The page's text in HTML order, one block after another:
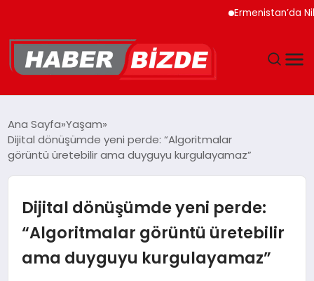
Ermenistan’da Nikol
YAŞAM
EĞITIM
MAGAZIN
Ana Sayfa Yaşam
Dijital dönüşümde yeni perde: “Algoritmalar
görüntü üretebilir ama duyguyu kurgulayamaz”
Dijital dönüşümde yeni perde:
“Algoritmalar görüntü üretebilir
ama duyguyu kurgulayamaz”